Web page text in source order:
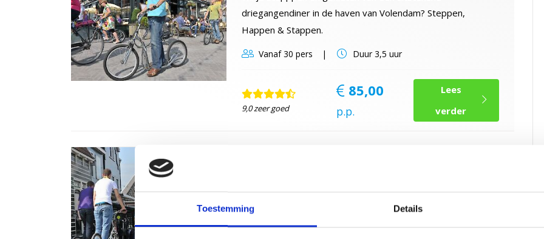
Toestemming Details
driegangendiner in de haven van Volendam? Steppen,
Happen & Stappen.
Vanaf30 pers Duur3,5 uur
9,0 zeer goed
85,00
p.p.
Lees
verder
winnende team.